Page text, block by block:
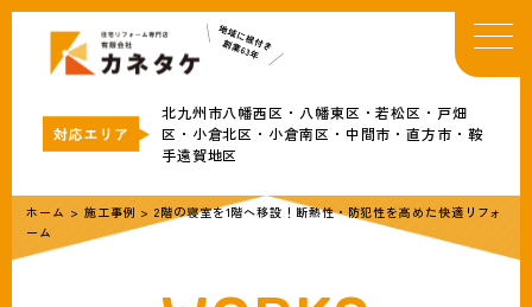
TOP
イベント・お知らせ
カネタケについて
補助金情報
リフォームメニュー
北九州市八幡西区・八幡東区・若松区・戸畑
区・小倉北区・小倉南区・中間市・直方市・鞍
手遠賀地区
ホーム > 施工事例 >2階の寝室を1階へ移設！断熱性・防犯性を高めた快適リフォ
ーム